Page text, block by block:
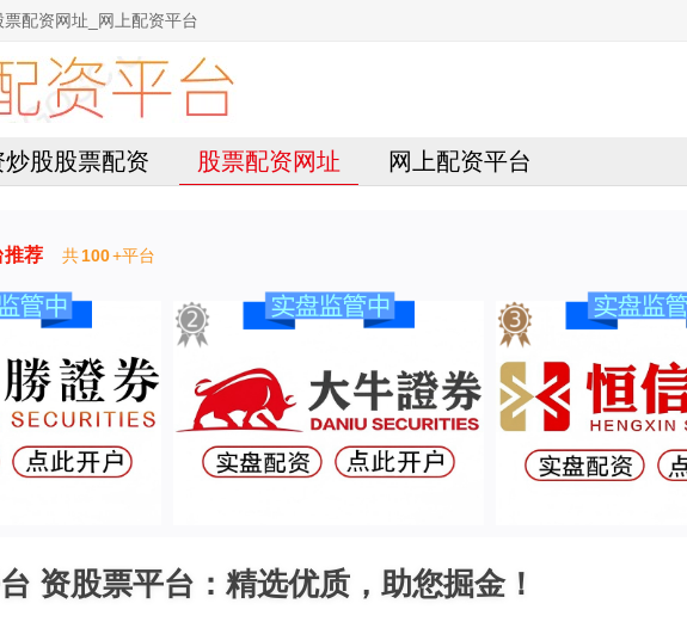
配资网址_网上配资平台
炒股股票配资 股票配资网址 网上配资平台
推荐 共100+平台
资股票平台：精选优质，助您掘金！